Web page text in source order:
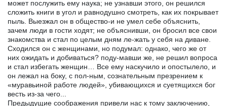
может послужить ему наука; не узнавши этого, он решился
сложить книги в угол и равнодушно смотреть, как их покрывает
пыль. Выезжал он в общество-и не умел себе объяснить,
зачем люди в гости ходят; не объяснивши, он бросил все свои
знакомства и стал по целым дням ле-жать у себя на диване.
Сходился он с женщинами, но подумал: однако, чего же от
них ожидать и добиваться? поду-мавши же, не решил вопроса
и стал избегать женщин… Все ему наскучило и опостылело, и
он лежал на боку, с пол-ным, сознательным презрением к
«муравьиной работе людей», убивающихся и суетящихся бог
весть из-за чего...
Предыдущие соображения привели нас к тому заключению,